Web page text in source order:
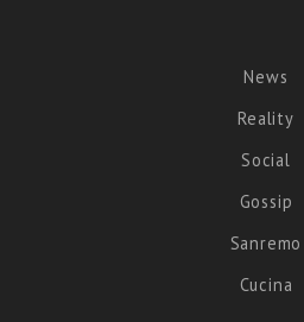
News
Reality
Social
Gossip
Sanremo
Cucina